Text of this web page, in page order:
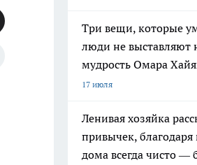
Три вещи, которые
люди не выставляют
мудрость Омара
17 июля
Ленивая хозяйка
привычек,
дома всегда чисто —